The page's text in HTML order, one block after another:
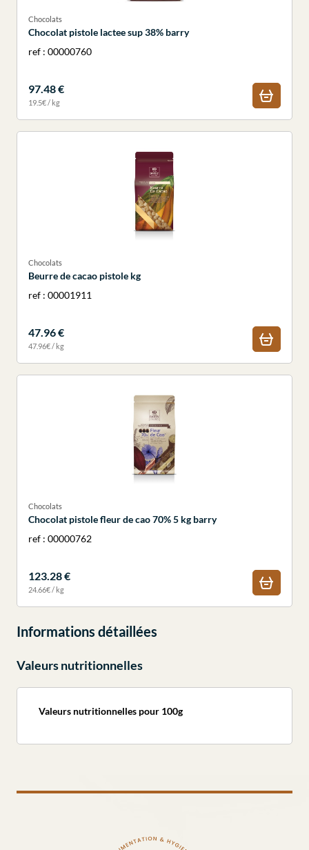
Chocolats
Chocolat pistole lactee sup 38% barry
ref : 00000760
97.48 €
19.5€ / kg
Chocolats
Beurre de cacao pistole kg
ref : 00001911
47.96 €
47.96€ / kg
Chocolats
Chocolat pistole fleur de cao 70% 5 kg barry
ref : 00000762
123.28 €
24.66€ / kg
Informations détaillées
Valeurs nutritionnelles
Valeurs nutritionnelles pour 100g